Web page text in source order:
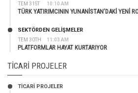
TEM 31ST 10:10 AM
TÜRK YATIRIMCININ YUNANİSTAN’DAKİ YENİ
TEM 30TH 11:03 AM
SEKTÖRDEN GELIŞMELER
PLATFORMLAR HAYAT KURTARIYOR
TICARI PROJELER
TİCARİ PROJELER